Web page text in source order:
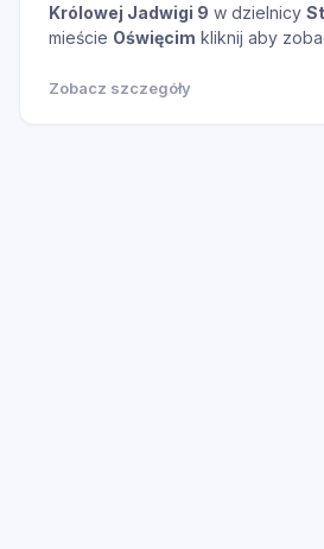
Królowej Jadwigi 9 w dzielnicy
mieście Oświęcim kliknij aby
Zobacz szczegóły